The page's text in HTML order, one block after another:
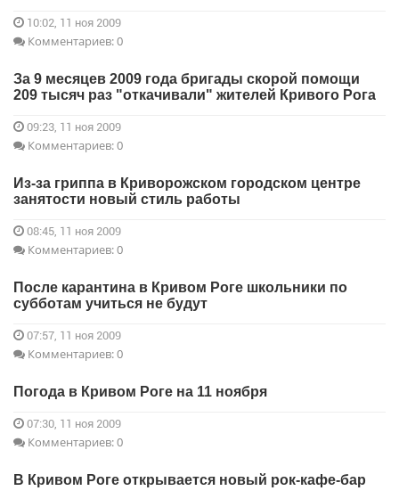
10:02, 11 ноя 2009
Комментариев: 0
За 9 месяцев 2009 года бригады скорой помощи
209 тысяч раз "откачивали" жителей Кривого Рога
09:23, 11 ноя 2009
Комментариев: 0
Из-за гриппа в Криворожском городском центре
занятости новый стиль работы
08:45, 11 ноя 2009
Комментариев: 0
После карантина в Кривом Роге школьники по
субботам учиться не будут
07:57, 11 ноя 2009
Комментариев: 0
Погода в Кривом Роге на 11 ноября
07:30, 11 ноя 2009
Комментариев: 0
В Кривом Роге открывается новый рок-кафе-бар